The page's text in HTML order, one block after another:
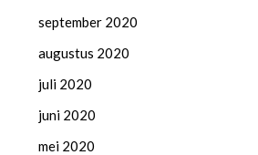
september 2020
augustus 2020
juli 2020
juni 2020
mei 2020